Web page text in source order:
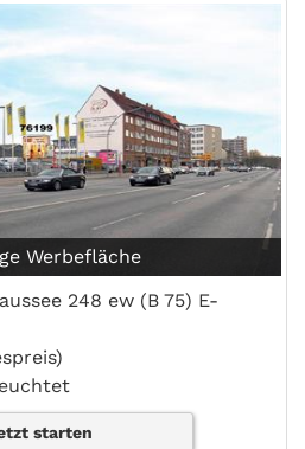
Werbefläche
248 ew (B 75) E-
starten